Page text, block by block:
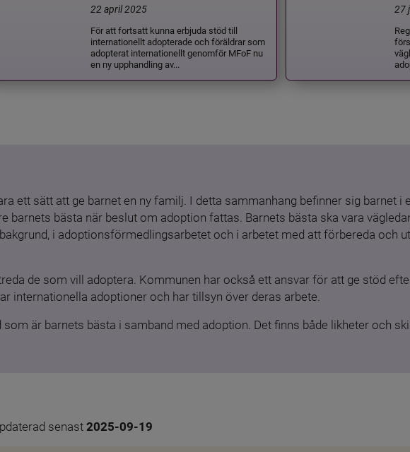
22 april 2025
För att fortsatt kunna erbjuda stöd till
internationellt adopterade och föräldrar som
adopterat internationellt genomför MFoF nu
en ny upphandling av...
27
ett sätt att ge barnet en ny familj. I detta sammanhang befinner sig barnet i
barnets bästa när beslut om adoption fattas. Barnets bästa ska vara
i adoptionsförmedlingsarbetet och i arbetet med att förbereda och
de som vill adoptera. Kommunen har också ett ansvar för att ge stöd
adoptioner och har tillsyn över deras arbete.
är barnets bästa i samband med adoption. Det finns både likheter och
senast 2025-09-19